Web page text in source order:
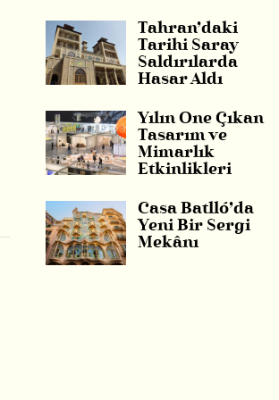
Tahran’daki
Tarihi Saray
Saldırılarda
Hasar Aldı
Yılın Öne Çıkan
Tasarım ve
Mimarlık
Etkinlikleri
Casa Batlló’da
Yeni Bir Sergi
Mekânı